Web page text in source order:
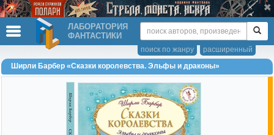
ЛАБОРАТОРИЯ
ФАНТАСТИКИ
расширенный
поиск по жанру
Ширли Барбер «Сказки королевства. Эльфы и драконы»